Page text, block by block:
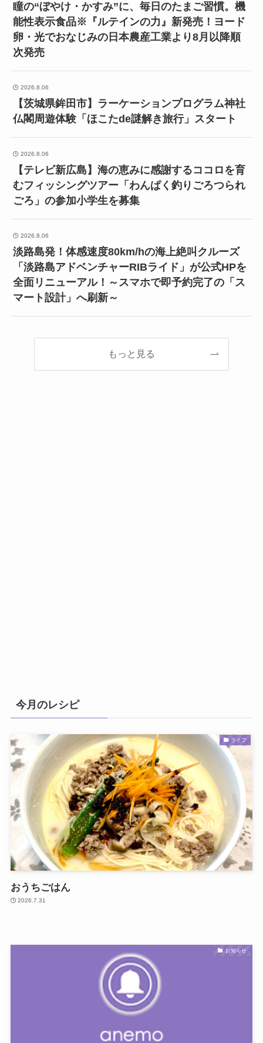
瞳の“ぼやけ・かすみ”に、毎日のたまご習慣。機
能性表示食品※『ルテインの力』新発売！ヨード
卵・光でおなじみの日本農産工業より8月以降順
次発売
2026.8.06
【茨城県鉾田市】ラーケーションプログラム神社
仏閣周遊体験「ほこたde謎解き旅行」スタート
2026.8.06
【テレビ新広島】海の恵みに感謝するココロを育
むフィッシングツアー「わんぱく釣りごろつられ
ごろ」の参加小学生を募集
2026.8.06
淡路島発！体感速度80km/hの海上絶叫クルーズ
「淡路島アドベンチャーRIBライド」が公式HPを
全面リニューアル！～スマホで即予約完了の「ス
マート設計」へ刷新～
もっと見る
今月のレシピ
ライフ
おうちごはん
2026.7.31
お知らせ